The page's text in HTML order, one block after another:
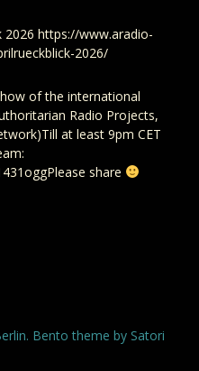
2026 https://www.aradio-
2026/
of the international
Radio Projects,
at least 9pm CET
share
Bento theme by Satori